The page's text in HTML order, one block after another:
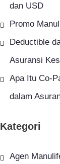
dan USD
Promo
Deductible
Asuransi
Apa Itu Co-
dalam
Kategori
Agen